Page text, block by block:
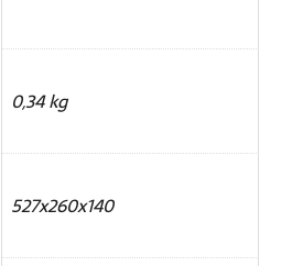
0,34 kg
527x260x140